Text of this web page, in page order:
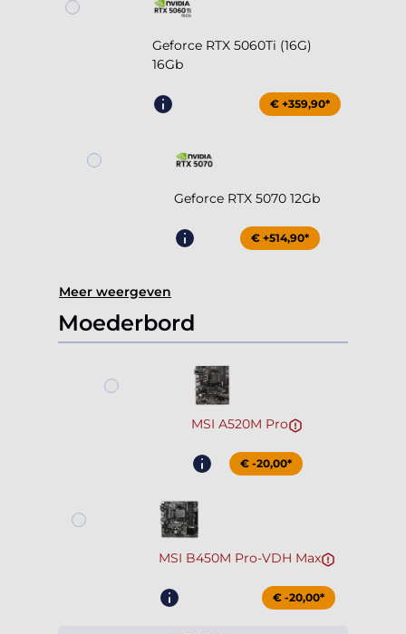
Geforce RTX 5060Ti (16G)
16Gb
€ +359,90*
Geforce RTX 5070 12Gb
€ +514,90*
Meer weergeven
Moederbord
MSI A520M Pro
€ -20,00*
MSI B450M Pro-VDH Max
€ -20,00*